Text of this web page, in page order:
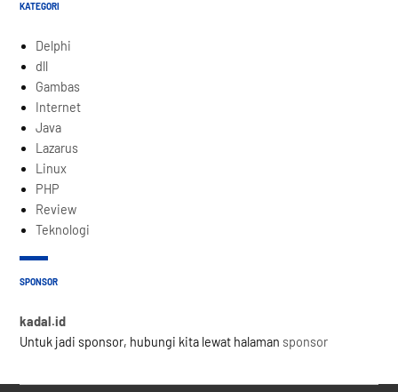
KATEGORI
Delphi
dll
Gambas
Internet
Java
Lazarus
Linux
PHP
Review
Teknologi
SPONSOR
kadal.id
Untuk jadi sponsor, hubungi kita lewat halaman sponsor